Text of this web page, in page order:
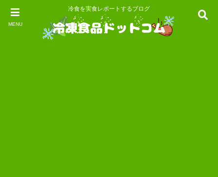
MENU
冷食を実食レポートするブログ